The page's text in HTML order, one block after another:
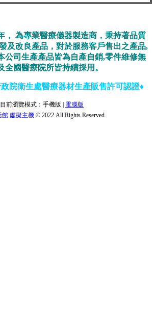
， 為專業醫療儀器製造商，秉持著品質
及改良產品，對於服務客戶售出之產品,
公司生產產品皆為自產自銷,零件維修無
全國醫療院所皆持續採用。
院衛生處醫療器材生產販售許可認證♦
目前瀏覽模式：手機版 | 電腦版
館 虛擬主機 © 2022 All Rights Reserved.